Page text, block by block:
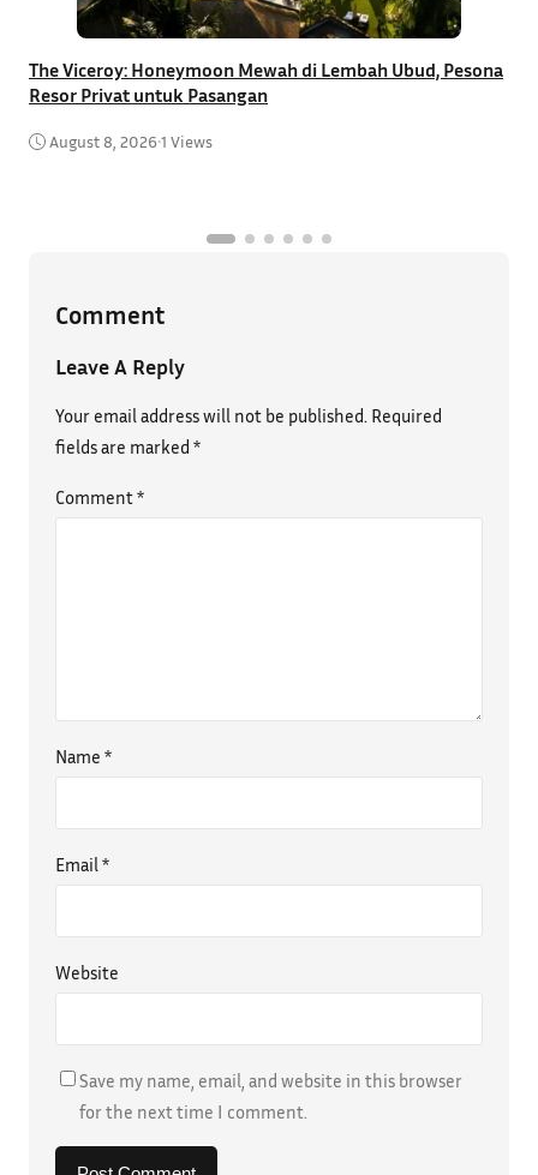
The Viceroy: Honeymoon Mewah di Lembah Ubud, Pesona
Resor Privat untuk Pasangan
August 8, 2026•1 Views
Comment
Leave A Reply
Your email address will not be published. Required
fields are marked *
Comment*
Name *
Email *
Website
Save my name, email, and website in this browser
for the next time I comment.